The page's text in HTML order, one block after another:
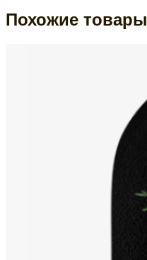
Похожие товары